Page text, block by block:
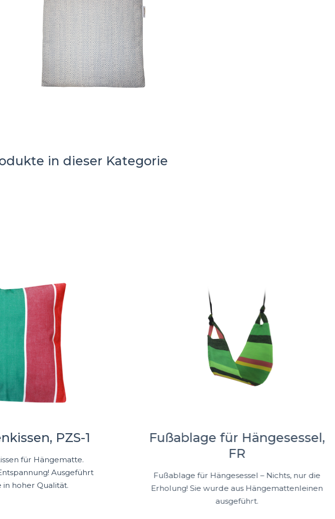
in dieser Kategorie
PZS-1
für Hängematte.
Ausgeführt
hoher Qualität.
Fußablage für Hängesessel,
FR
Fußablage für Hängesessel – Nichts, nur die
Erholung! Sie wurde aus Hängemattenleinen
ausgeführt.